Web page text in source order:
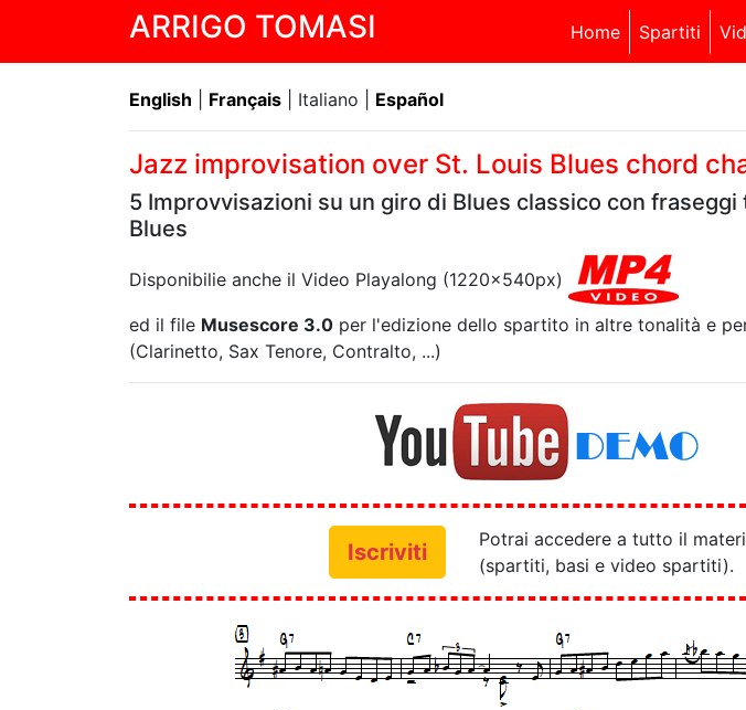
ARRIGO TOMASI Home Spartiti
English Français | Italiano | Español
Jazz improvisation over St. Louis Blues chord
5 Improvvisazioni su un giro di Blues classico con fraseggi
Blues
Disponibilie anche il Video Playalong (1220x540px)
ed il file Musescore 3.0 per l'edizione dello spartito in altre tonalità e
(Clarinetto, Sax Tenore, Contralto, ...)
Iscriviti
Potrai accedere a tutto il
(spartiti, basi e video spartiti).